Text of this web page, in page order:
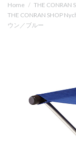
Home / THE CONRAN
THE CONRAN SHOP
ウン／ブルー